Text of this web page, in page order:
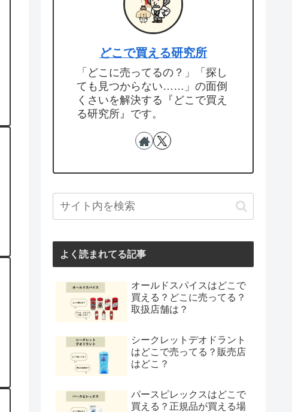
どこで買える研究所
「どこに売ってるの？」「探し
ても見つからない……」の面倒
くさいを解決する『どこで買え
る研究所』です。
よく読まれてる記事
オールドスパイスはどこで
買える？どこに売ってる？
取扱店舗は？
シークレットデオドラント
はどこで売ってる？販売店
はどこ？
パースピレックスはどこで
買える？正規品が買える場